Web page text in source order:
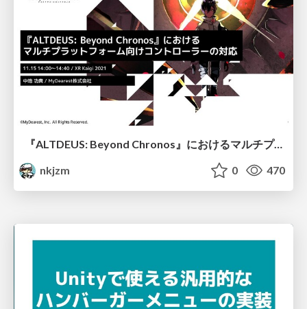
『ALTDEUS: Beyond Chronos』におけるマルチプラットフォーム向けコントローラーの対応 / Support for multi-platform controllers in "ALTDEUS: Beyond Chronos
nkjzm
0 470